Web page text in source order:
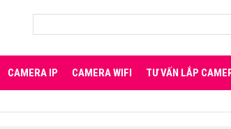
CAMERA IP CAMERA WIFI TƯ VẤN LẮP